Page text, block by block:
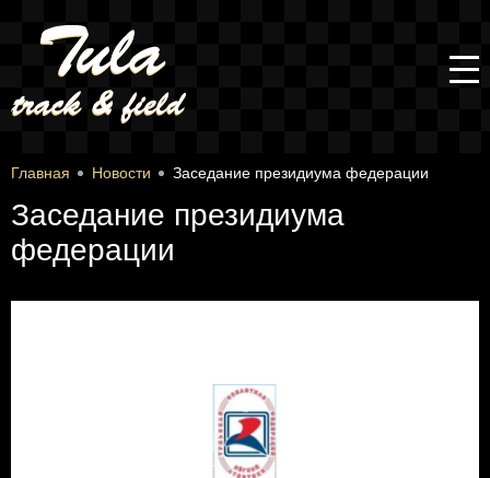
Главная Новости Заседание президиума федерации
Заседание президиума
федерации